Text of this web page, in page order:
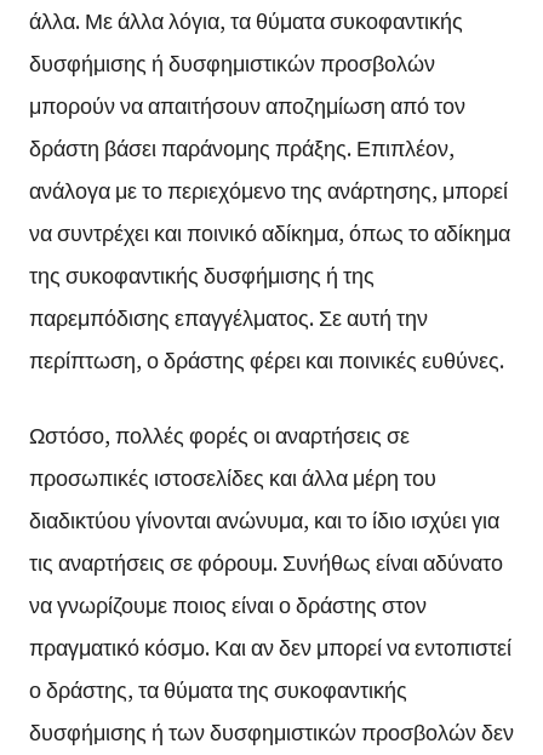
άλλα. Με άλλα λόγια, τα θύματα συκοφαντικής
δυσφήμισης ή δυσφημιστικών προσβολών
μπορούν να απαιτήσουν αποζημίωση από τον
δράστη βάσει παράνομης πράξης. Επιπλέον,
ανάλογα με το περιεχόμενο της ανάρτησης, μπορεί
να συντρέχει και ποινικό αδίκημα, όπως το αδίκημα
της συκοφαντικής δυσφήμισης ή της
παρεμπόδισης επαγγέλματος. Σε αυτή την
περίπτωση, ο δράστης φέρει και ποινικές ευθύνες.
Ωστόσο, πολλές φορές οι αναρτήσεις σε
προσωπικές ιστοσελίδες και άλλα μέρη του
διαδικτύου γίνονται ανώνυμα, και το ίδιο ισχύει για
τις αναρτήσεις σε φόρουμ. Συνήθως είναι αδύνατο
να γνωρίζουμε ποιος είναι ο δράστης στον
πραγματικό κόσμο. Και αν δεν μπορεί να εντοπιστεί
ο δράστης, τα θύματα της συκοφαντικής
δυσφήμισης ή των δυσφημιστικών προσβολών δεν